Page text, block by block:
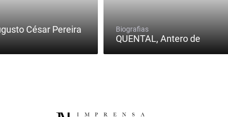
César Pereira
Biografias
QUENTAL, Antero de